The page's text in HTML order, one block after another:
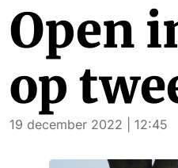
Open
op
19 december 2022 | 12:45